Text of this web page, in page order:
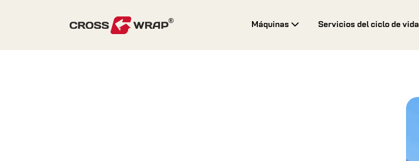
Máquinas Servicios del ciclo de vida